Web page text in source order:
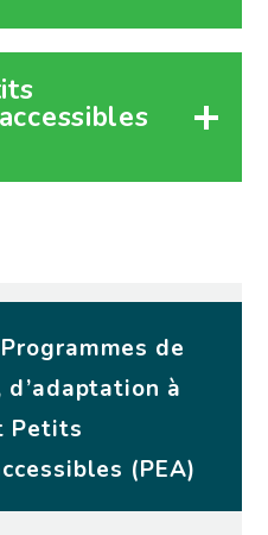
de
d’adaptation à
Petits
(PEA)